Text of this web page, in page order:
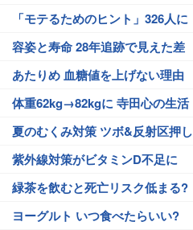
「モテるためのヒント」326人に
容姿と寿命 28年追跡で見えた差
あたりめ 血糖値を上げない理由
体重62kg→82kgに 寺田心の生活
夏のむくみ対策 ツボ&反射区押し
紫外線対策がビタミンD不足に
緑茶を飲むと死亡リスク低まる?
ヨーグルト いつ食べたらいい?